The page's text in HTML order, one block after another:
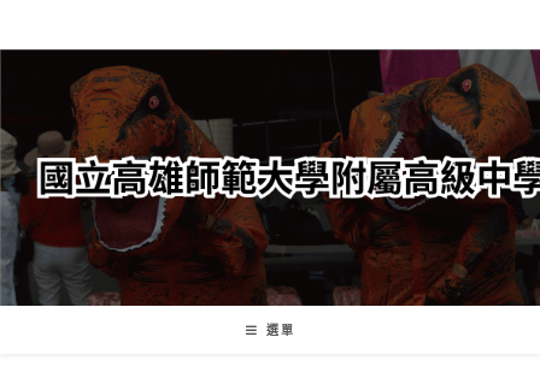
轉
要
內
容
選單